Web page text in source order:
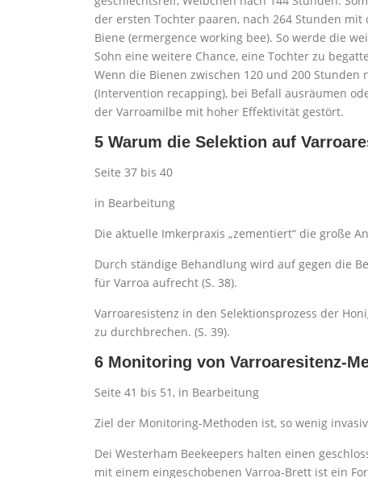
der ersten Tochter paaren, nach 264 Stunden
Biene (ermergence working bee). So werde die
Sohn eine weitere Chance, eine Tochter zu
Wenn die Bienen zwischen 120 und 200 Stunden
(Intervention recapping), bei Befall ausräumen
der Varroamilbe mit hoher Effektivität gestört.
5 Warum die Selektion auf
Seite 37 bis 40
in Bearbeitung
Die aktuelle Imkerpraxis „zementiert“ die große
Durch ständige Behandlung wird auf gegen die
für Varroa aufrecht (S. 38).
Varroaresistenz in den Selektionsprozess der
zu durchbrechen. (S. 39).
6 Monitoring von Varroaresitenz-
Seite 41 bis 51, in Bearbeitung
Ziel der Monitoring-Methoden ist, so wenig
Dei Westerham Beekeepers halten einen
mit einem eingeschobenen Varroa-Brett ist ein